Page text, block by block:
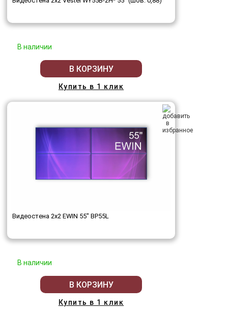
В наличии
В КОРЗИНУ
Купить в 1 клик
Видеостена 2x2 EWIN 55" BP55L
В наличии
В КОРЗИНУ
Купить в 1 клик